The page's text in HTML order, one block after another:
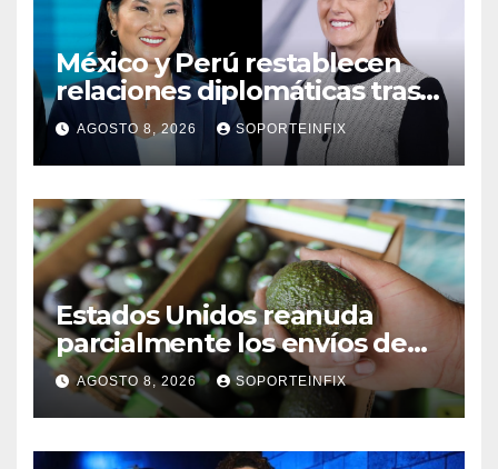
México y Perú restablecen
relaciones diplomáticas tras
cuatro años de
enfrentamientos
AGOSTO 8, 2026 SOPORTEINFIX
Estados Unidos reanuda
parcialmente los envíos de
aguacate desde México
AGOSTO 8, 2026 SOPORTEINFIX